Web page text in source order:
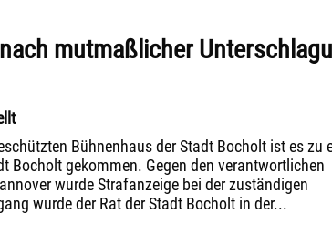
mutmaßlicher
Bühnenhaus der Stadt Bocholt ist es zu
Bocholt gekommen. Gegen den verantwortlichen
wurde Strafanzeige bei der zuständigen
wurde der Rat der Stadt Bocholt in der...